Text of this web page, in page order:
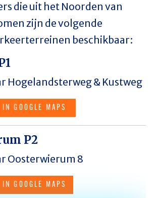
die uit het Noorden van
zijn de volgende
beschikbaar:
Hogelandsterweg & Kustweg
GOOGLE MAPS
P2
Oosterwierum 8
GOOGLE MAPS